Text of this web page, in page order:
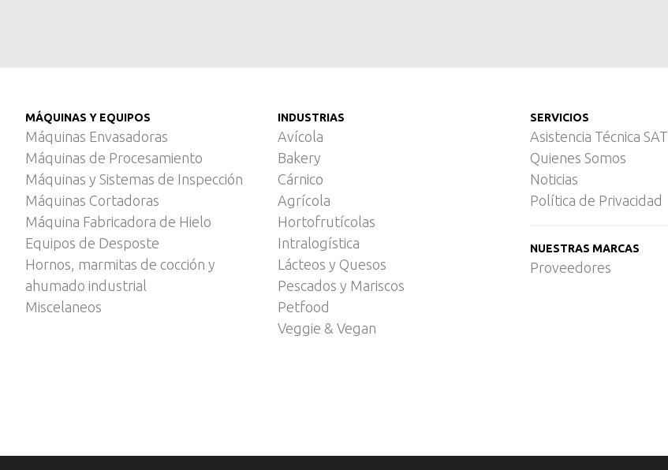
MÁQUINAS Y EQUIPOS
Máquinas Envasadoras
Máquinas de Procesamiento
Máquinas y Sistemas de Inspección
Máquinas Cortadoras
Máquina Fabricadora de Hielo
Equipos de Desposte
Hornos, marmitas de cocción y
ahumado industrial
Miscelaneos
INDUSTRIAS
Avícola
Bakery
Cárnico
Agrícola
Hortofrutícolas
Intralogística
Lácteos y Quesos
Pescados y Mariscos
Petfood
Veggie & Vegan
SERVICIOS
Asistencia Técnica SAT
Quienes Somos
Noticias
Política de Privacidad
NUESTRAS MARCAS
Proveedores